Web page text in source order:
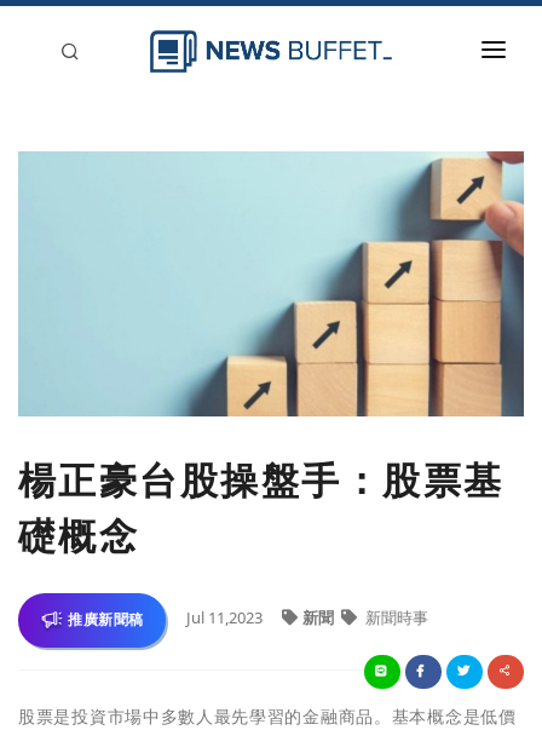
楊正豪台股操盤手：股票基
礎概念
推廣新聞稿 Jul 11,2023 新聞 新聞時事
股票是投資市場中多數人最先學習的金融商品。基本概念是低價